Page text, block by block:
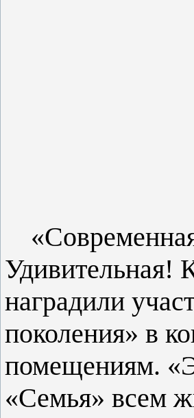
Удивительная!
наградили
поколения» в
помещениям.
«Семья» всем